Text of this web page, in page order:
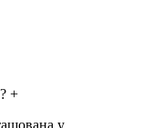
+
у